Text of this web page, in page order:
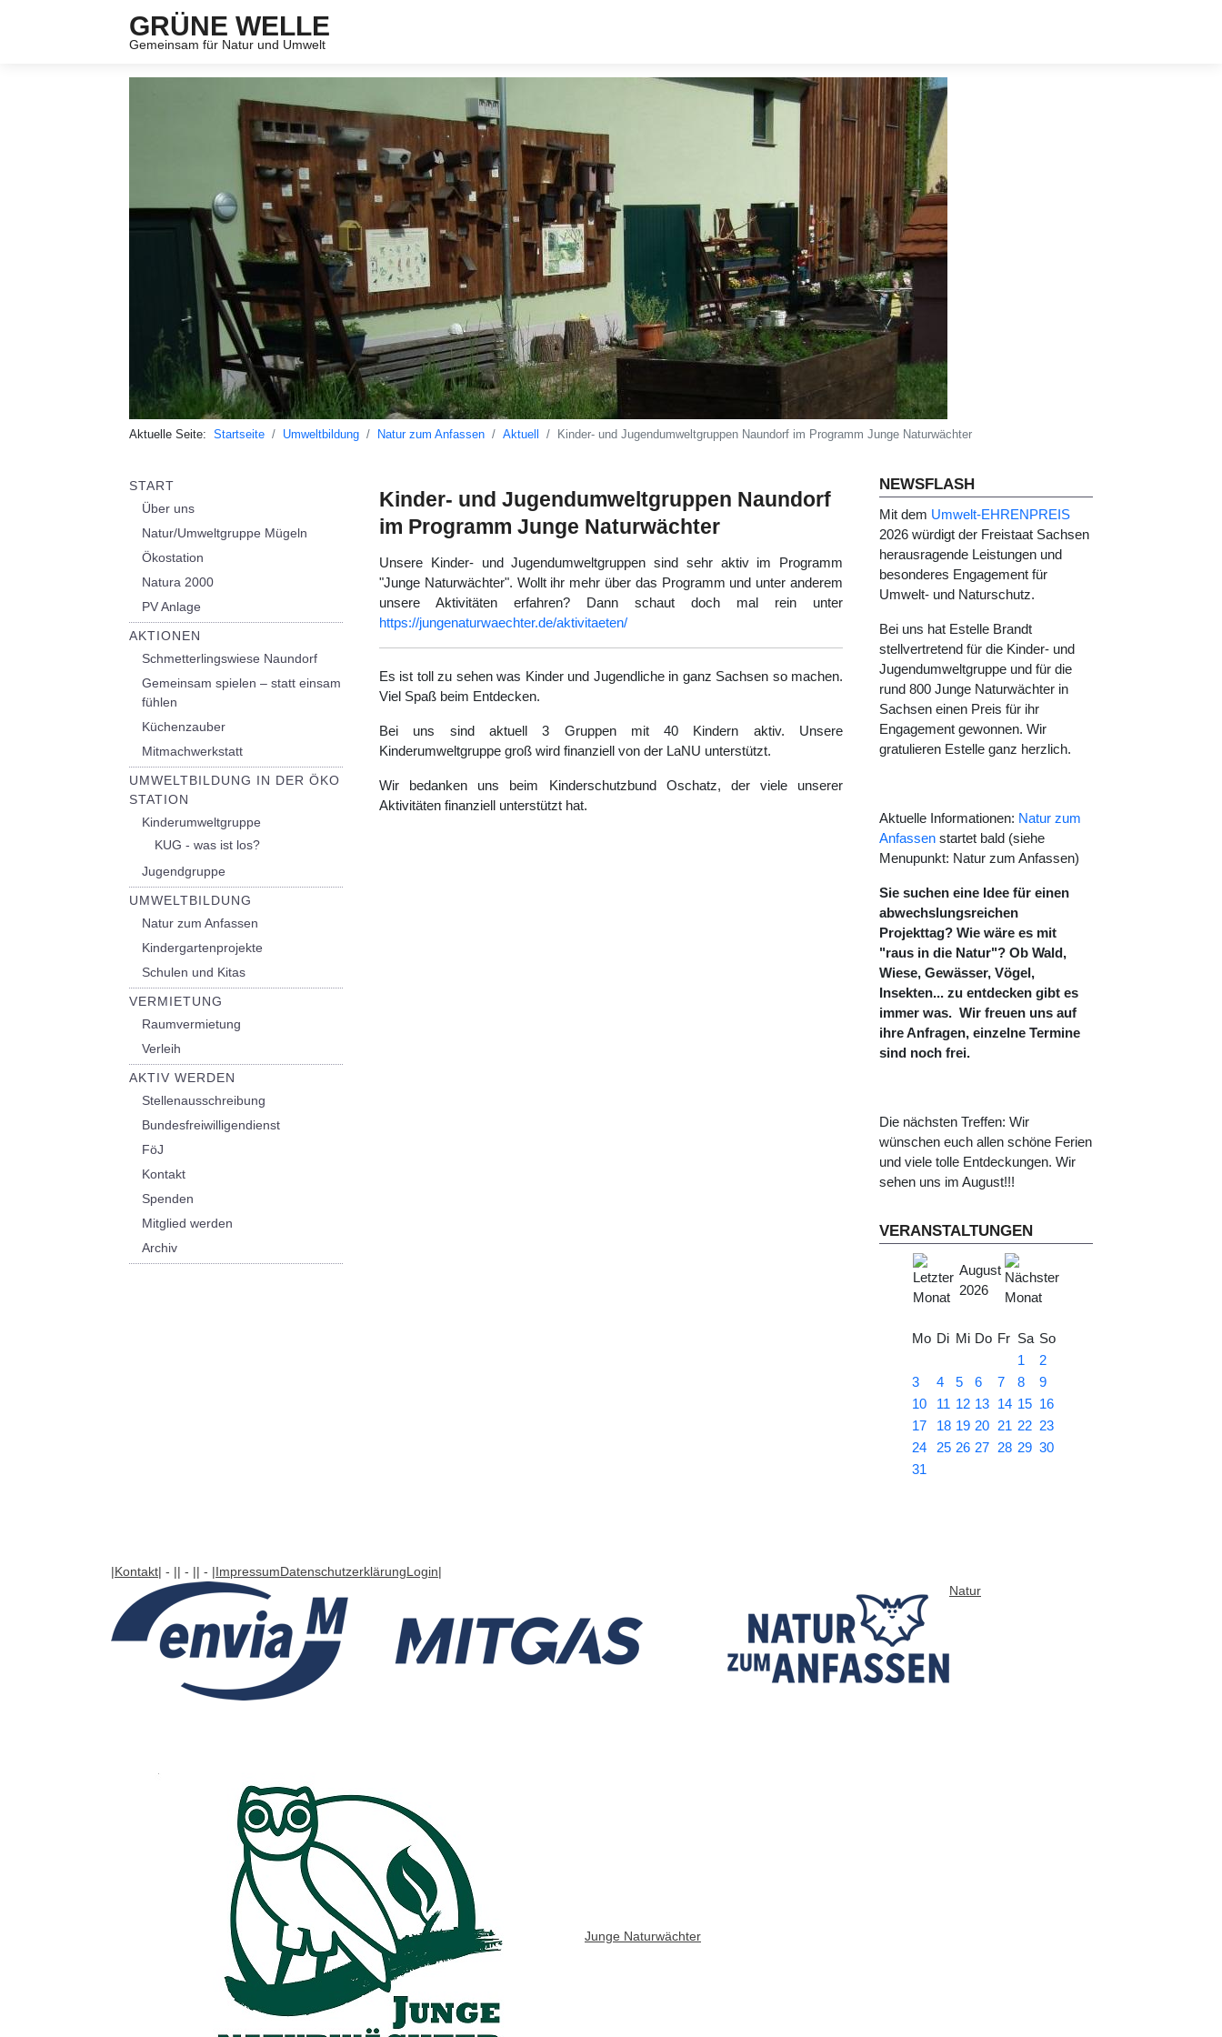
GRÜNE WELLE
Gemeinsam für Natur und Umwelt
Aktuelle Seite: Startseite Umweltbildung Natur zum Anfassen Aktuell Kinder- und Jugendumweltgruppen Naundorf im Programm Junge Naturwächter
START
Über uns
Natur/Umweltgruppe Mügeln
Ökostation
Natura 2000
PV Anlage
AKTIONEN
Schmetterlingswiese Naundorf
Gemeinsam spielen – statt einsam
fühlen
Küchenzauber
Mitmachwerkstatt
UMWELTBILDUNG IN DER ÖKO
STATION
Kinderumweltgruppe
KUG - was ist los?
Jugendgruppe
UMWELTBILDUNG
Natur zum Anfassen
Kindergartenprojekte
Schulen und Kitas
VERMIETUNG
Raumvermietung
Verleih
AKTIV WERDEN
Stellenausschreibung
Bundesfreiwilligendienst
FöJ
Kontakt
Spenden
Mitglied werden
Archiv
Kinder- und Jugendumweltgruppen Naundorf
im Programm Junge Naturwächter
Unsere Kinder- und Jugendumweltgruppen sind sehr aktiv im Programm
"Junge Naturwächter". Wollt ihr mehr über das Programm und unter anderem
unsere Aktivitäten erfahren? Dann schaut doch mal rein unter
https://jungenaturwaechter.de/aktivitaeten/
Es ist toll zu sehen was Kinder und Jugendliche in ganz Sachsen so machen.
Viel Spaß beim Entdecken.
Bei uns sind aktuell 3 Gruppen mit 40 Kindern aktiv. Unsere
Kinderumweltgruppe groß wird finanziell von der LaNU unterstützt.
Wir bedanken uns beim Kinderschutzbund Oschatz, der viele unserer
Aktivitäten finanziell unterstützt hat.
NEWSFLASH
Mit dem Umwelt-EHRENPREIS
2026 würdigt der Freistaat Sachsen
herausragende Leistungen und
besonderes Engagement für
Umwelt- und Naturschutz.
Bei uns hat Estelle Brandt
stellvertretend für die Kinder- und
Jugendumweltgruppe und für die
rund 800 Junge Naturwächter in
Sachsen einen Preis für ihr
Engagement gewonnen. Wir
gratulieren Estelle ganz herzlich.
Aktuelle Informationen: Natur zum
Anfassen startet bald (siehe
Menupunkt: Natur zum Anfassen)
Sie suchen eine Idee für einen
abwechslungsreichen
Projekttag? Wie wäre es mit
"raus in die Natur"? Ob Wald,
Wiese, Gewässer, Vögel,
Insekten... zu entdecken gibt es
immer was. Wir freuen uns auf
ihre Anfragen, einzelne Termine
sind noch frei.
Die nächsten Treffen: Wir
wünschen euch allen schöne Ferien
und viele tolle Entdeckungen. Wir
sehen uns im August!!!
VERANSTALTUNGEN
August
2026
Mo Di Mi Do Fr Sa So
1
2
3
4 5 6 7 8
9
10
11 12 13 14 15 16
17
18 19 20 21 22 23
24
25 26 27 28 29 30
31
|Kontakt| - || - || - |ImpressumDatenschutzerklärungLogin|
Natur
Junge Naturwächter